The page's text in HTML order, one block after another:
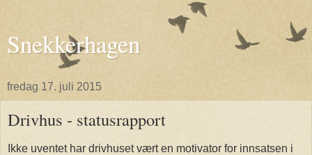
Snekkerhagen
fredag 17. juli 2015
Drivhus - statusrapport
Ikke uventet har drivhuset vært en motivator for innsatsen i